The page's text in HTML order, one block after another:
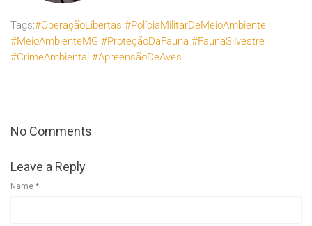
Tags:#OperaçãoLibertas #PolíciaMilitarDeMeioAmbiente
#MeioAmbienteMG #ProteçãoDaFauna #FaunaSilvestre
#CrimeAmbiental #ApreensãoDeAves
No Comments
Leave a Reply
Name *